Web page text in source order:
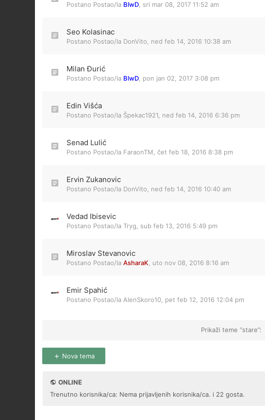
Postano Postao/la BlwD sri mar 08, 2017 11:52 am
Seo Kolasinac
Postano Postao/la DonVito ned feb 14, 2016 10:38 am
Milan Đurić
Postano Postao/la BlwD pon jan 02, 2017 3:08 pm
Edin Višća
Postano Postao/la Špekac1921 ned feb 14, 2016 6:36 pm
Senad Lulić
Postano Postao/la FaraonTM čet feb 18, 2016 8:38 pm
Ervin Zukanovic
Postano Postao/la DonVito ned feb 14, 2016 10:40 am
Vedad Ibisevic
Postano Postao/la Tryg sub feb 13, 2016 5:49 pm
Miroslav Stevanovic
Postano Postao/la AsharaK uto nov 08, 2016 8:16 am
Emir Spahić
Postano Postao/la AlenSkoro10 pet feb 12, 2016 12:04 pm
Prikaži teme “stare”:
Nova tema
ONLINE
Trenutno korisnika/ca: Nema prijavljenih korisnika/ca. i 22 gosta.